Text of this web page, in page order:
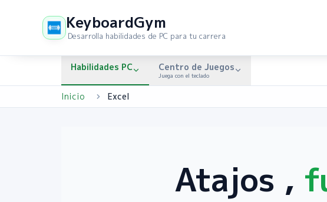
KeyboardGym
Desarrolla habilidades de PC para tu carrera
Habilidades PC Centro de Juegos
Juega con el teclado
Inicio Excel
Atajos ,